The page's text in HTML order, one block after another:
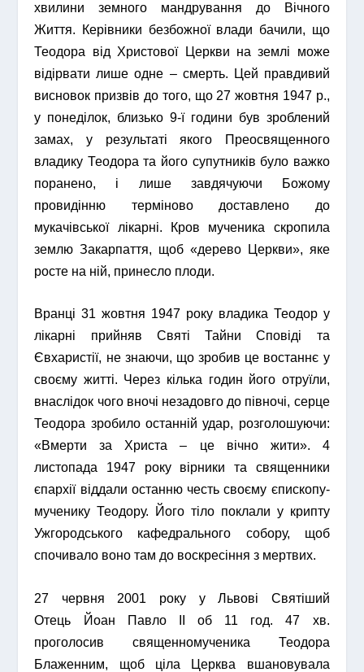
хвилини земного мандрування до Вічного
Життя. Керівники безбожної влади бачили, що
Теодора від Христової Церкви на землі може
відірвати лише одне – смерть. Цей правдивий
висновок призвів до того, що 27 жовтня 1947 р.,
у понеділок, близько 9-ї години був зроблений
замах, у результаті якого Преосвященного
владику Теодора та його супутників було важко
поранено, і лише завдячуючи Божому
провидінню терміново доставлено до
мукачівської лікарні. Кров мученика скропила
землю Закарпаття, щоб «дерево Церкви», яке
росте на ній, принесло плоди.
Вранці 31 жовтня 1947 року владика Теодор у
лікарні прийняв Святі Тайни Сповіді та
Євхаристії, не знаючи, що зробив це востаннє у
своєму житті. Через кілька годин його отруїли,
внаслідок чого вночі незадовго до півночі, серце
Теодора зробило останній удар, розголошуючи:
«Вмерти за Христа – це вічно жити». 4
листопада 1947 року вірники та священники
єпархії віддали останню честь своєму єпископу-
мученику Теодору. Його тіло поклали у крипту
Ужгородського кафедрального собору, щоб
спочивало воно там до воскресіння з мертвих.
27 червня 2001 року у Львові Святіший
Отець Йоан Павло ІІ об 11 год. 47 хв.
проголосив священномученика Теодора
Блаженним, щоб ціла Церква вшановувала